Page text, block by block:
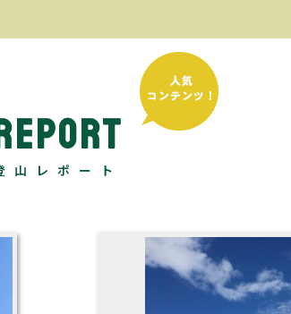
山レポート